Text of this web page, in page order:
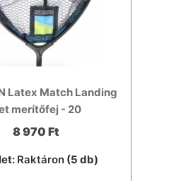
Latex Match Landing
merítőfej - 20
8 970 Ft
Raktáron(5 db)